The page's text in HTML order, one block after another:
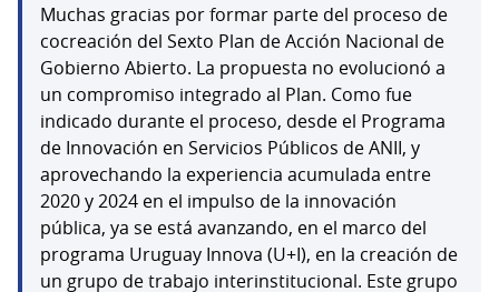
Muchas gracias por formar parte del proceso de
cocreación del Sexto Plan de Acción Nacional de
Gobierno Abierto. La propuesta no evolucionó a
un compromiso integrado al Plan. Como fue
indicado durante el proceso, desde el Programa
de Innovación en Servicios Públicos de ANII, y
aprovechando la experiencia acumulada entre
2020 y 2024 en el impulso de la innovación
pública, ya se está avanzando, en el marco del
programa Uruguay Innova (U+I), en la creación de
un grupo de trabajo interinstitucional. Este grupo